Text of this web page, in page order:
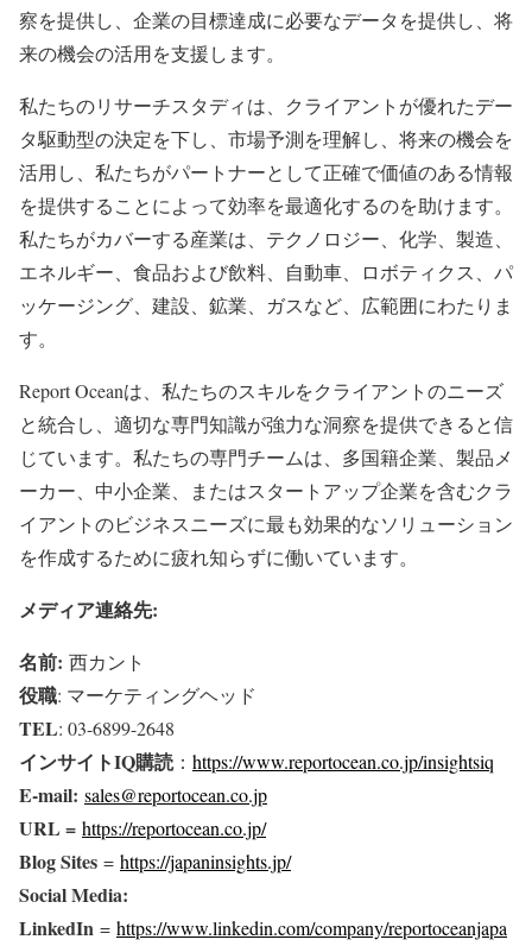
察を提供し、企業の目標達成に必要なデータを提供し、将
来の機会の活用を支援します。
私たちのリサーチスタディは、クライアントが優れたデー
タ駆動型の決定を下し、市場予測を理解し、将来の機会を
活用し、私たちがパートナーとして正確で価値のある情報
を提供することによって効率を最適化するのを助けます。
私たちがカバーする産業は、テクノロジー、化学、製造、
エネルギー、食品および飲料、自動車、ロボティクス、パ
ッケージング、建設、鉱業、ガスなど、広範囲にわたりま
す。
Report Oceanは、私たちのスキルをクライアントのニーズ
と統合し、適切な専門知識が強力な洞察を提供できると信
じています。私たちの専門チームは、多国籍企業、製品メ
ーカー、中小企業、またはスタートアップ企業を含むクラ
イアントのビジネスニーズに最も効果的なソリューション
を作成するために疲れ知らずに働いています。
メディア連絡先:
名前: 西カント
役職: マーケティングヘッド
TEL: 03-6899-2648
インサイトIQ購読： https://www.reportocean.co.jp/insightsiq
E-mail: sales@reportocean.co.jp
URL = https://reportocean.co.jp/
Blog Sites = https://japaninsights.jp/
Social Media:
LinkedIn = https://www.linkedin.com/company/reportoceanjapa